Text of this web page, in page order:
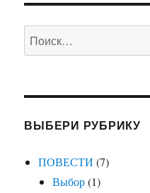
Искать:
ВЫБЕРИ РУБРИКУ
ПОВЕСТИ (7)
Выбор(1)